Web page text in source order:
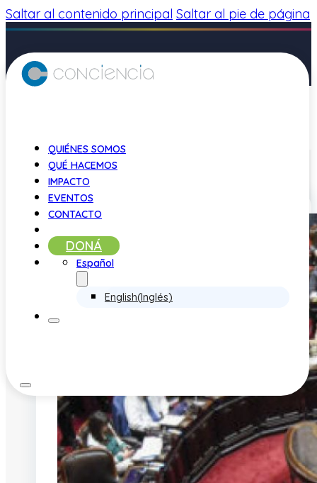
Saltar al contenido principal Saltar al pie de página
QUIÉNES SOMOS
QUÉ HACEMOS
IMPACTO
EVENTOS
CONTACTO
DONÁ
Español
English(Inglés)